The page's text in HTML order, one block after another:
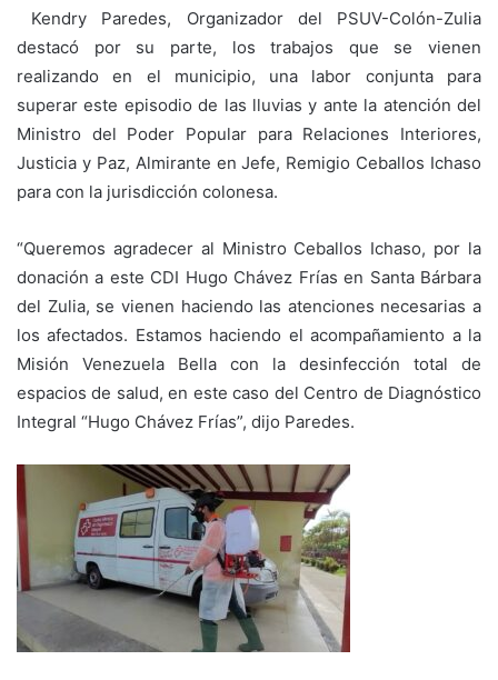
Kendry Paredes, Organizador del PSUV-Colón-Zulia
destacó por su parte, los trabajos que se vienen
realizando en el municipio, una labor conjunta para
superar este episodio de las lluvias y ante la atención del
Ministro del Poder Popular para Relaciones Interiores,
Justicia y Paz, Almirante en Jefe, Remigio Ceballos Ichaso
para con la jurisdicción colonesa.
“Queremos agradecer al Ministro Ceballos Ichaso, por la
donación a este CDI Hugo Chávez Frías en Santa Bárbara
del Zulia, se vienen haciendo las atenciones necesarias a
los afectados. Estamos haciendo el acompañamiento a la
Misión Venezuela Bella con la desinfección total de
espacios de salud, en este caso del Centro de Diagnóstico
Integral “Hugo Chávez Frías”, dijo Paredes.